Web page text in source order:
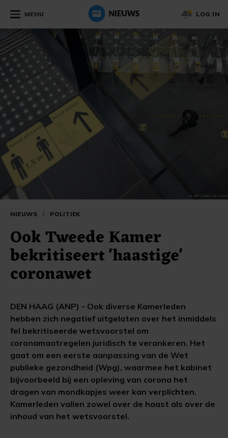
MENU LOG IN
NIEUWS / POLITIEK
Ook Tweede Kamer
bekritiseert 'haastige'
coronawet
DEN HAAG (ANP) - Ook diverse Kamerleden
hebben zich negatief uitgelaten over het inmiddels
fel bekritiseerde wetsvoorstel om
coronamaatregelen juridisch te verankeren. Het
gaat om een eerste aanpassing van de Wet
publieke gezondheid (Wpg), waarmee het kabinet
bijvoorbeeld bij een opleving van corona het
dragen van mondkapjes weer kan verplichten.
Kamerleden vallen zowel over de haast als over de
inhoud van het wetsvoorstel.